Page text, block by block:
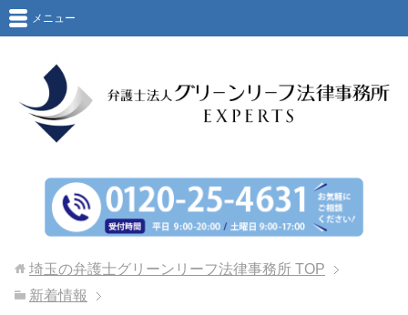
メニュー
埼玉の弁護士グリーンリーフ法律事務所 TOP
新着情報